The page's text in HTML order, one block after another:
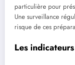
particulière pour
Une surveillance
risque de ces
Les